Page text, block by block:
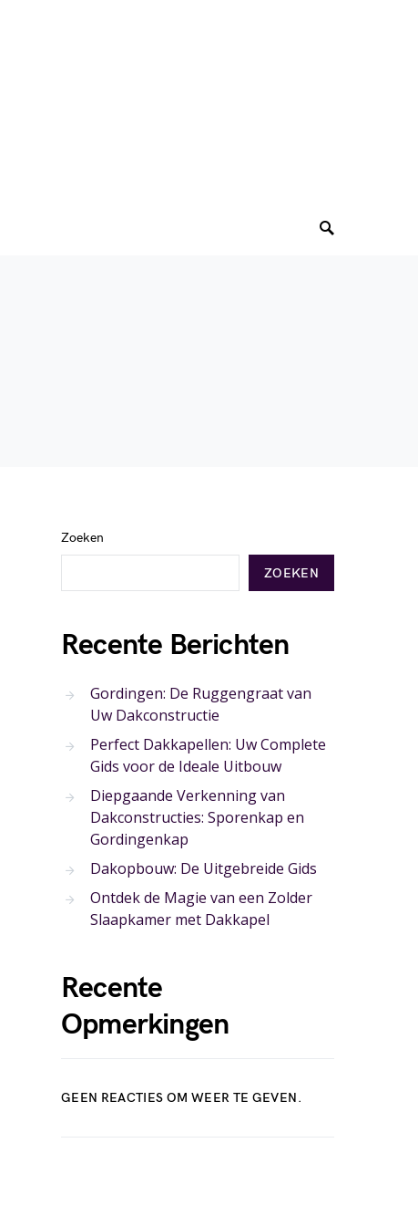
Zoeken
ZOEKEN
Recente Berichten
Gordingen: De Ruggengraat van
Uw Dakconstructie
Perfect Dakkapellen: Uw Complete
Gids voor de Ideale Uitbouw
Diepgaande Verkenning van
Dakconstructies: Sporenkap en
Gordingenkap
Dakopbouw: De Uitgebreide Gids
Ontdek de Magie van een Zolder
Slaapkamer met Dakkapel
Recente
Opmerkingen
GEEN REACTIES OM WEER TE GEVEN.